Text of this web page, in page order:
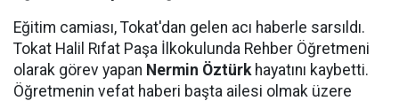
Eğitim camiası, Tokat'dan gelen acı haberle sarsıldı.
Tokat Halil Rıfat Paşa İlkokulunda Rehber Öğretmeni
olarak görev yapan Nermin Öztürk hayatını kaybetti.
Öğretmenin vefat haberi başta ailesi olmak üzere